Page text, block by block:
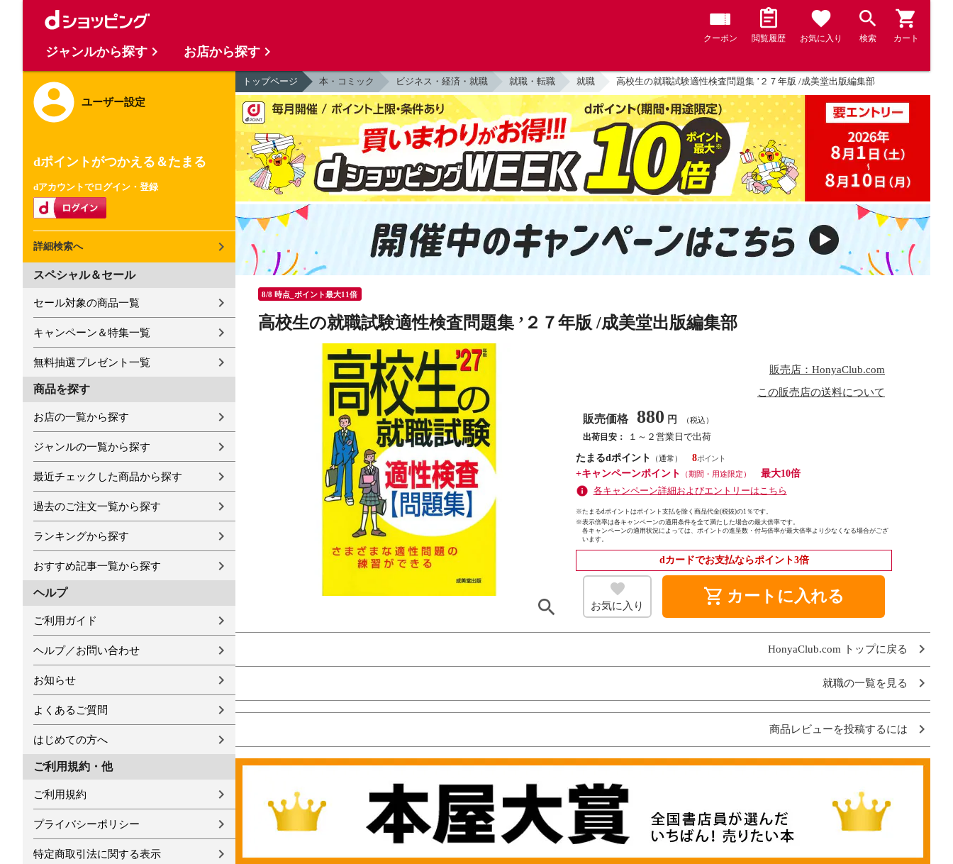
クーポン 閲覧履歴 お気に入り 検索 カート
ユーザー設定
dポイントがつかえる＆たまる
dアカウントでログイン・登録
詳細検索へ
スペシャル＆セール
セール対象の商品一覧
キャンペーン＆特集一覧
無料抽選プレゼント一覧
商品を探す
お店の一覧から探す
ジャンルの一覧から探す
最近チェックした商品から探す
過去のご注文一覧から探す
ランキングから探す
おすすめ記事一覧から探す
ヘルプ
ご利用ガイド
ヘルプ／お問い合わせ
お知らせ
よくあるご質問
はじめての方へ
ご利用規約・他
ご利用規約
プライバシーポリシー
特定商取引法に関する表示
トップページ 本・コミック ビジネス・経済・就職 就職・転職 就職 高校生の就職試験適性検査問題集 ’２７年版 /成美堂出版編集部
8/8 時点_ポイント最大11倍
高校生の就職試験適性検査問題集 ’２７年版 /成美堂出版編集部
販売店：HonyaClub.com
この販売店の送料について
販売価格 880 円 （税込）
出荷目安：
１～２営業日で出荷
たまるdポイント
（通常）
8
+キャンペーンポイント
（期間・用途限定）
最大10倍
各キャンペーン詳細およびエントリーはこちら
※たまるdポイントはポイント支払を除く商品代金(税抜)の1％です。
※表示倍率は各キャンペーンの適用条件を全て満たした場合の最大倍率です。
各キャンペーンの適用状況によっては、ポイントの進呈数・付与倍率が最大倍率より少なくなる場合がござ
います。
dカードでお支払ならポイント3倍
お気に入り shopping_cart カートに入れる
HonyaClub.com トップに戻る
就職の一覧を見る
商品レビューを投稿するには
ジャンルから探す お店から探す